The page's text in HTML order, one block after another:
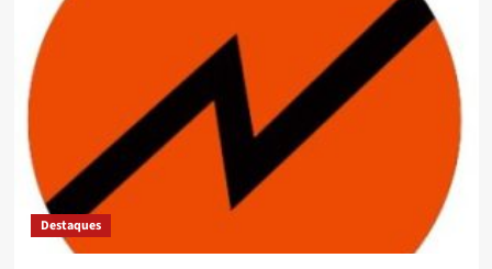
Destaques